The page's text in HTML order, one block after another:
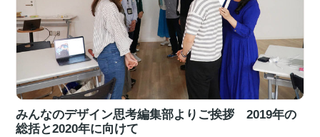
みんなのデザイン思考編集部よりご挨拶 2019年の
総括と2020年に向けて